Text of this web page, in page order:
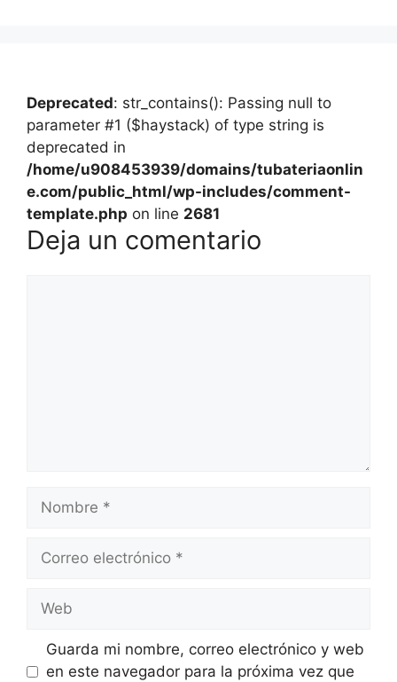
Deprecated: str_contains(): Passing null to
parameter #1 ($haystack) of type string is
deprecated in
/home/u908453939/domains/tubateriaonlin
e.com/public_html/wp-includes/comment-
template.php on line 2681
Deja un comentario
Nombre
Correo
Web
Guarda mi nombre, correo electrónico y web
en este navegador para la próxima vez que